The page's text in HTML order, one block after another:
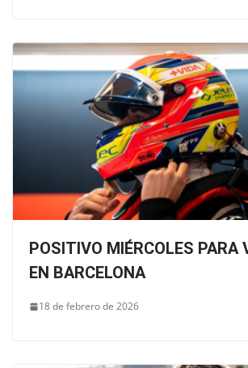
POSITIVO MIÉRCOLES PARA
EN BARCELONA
18 de febrero de 2026